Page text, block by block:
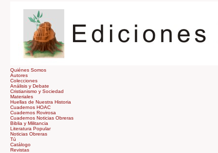
Quiénes Somos
Autores
Colecciones
Análisis y Debate
Cristianismo y Sociedad
Materiales
Huellas de Nuestra Historia
Cuadernos HOAC
Cuadernos Rovirosa
Cuadernos Noticias Obreras
Biblia y Militancia
Literatura Popular
Noticias Obreras
Tú
Catálogo
Revistas